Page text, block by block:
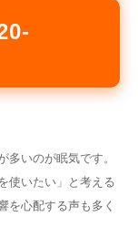
多いのが眠気です。
使いたい」と考える
を心配する声も多く